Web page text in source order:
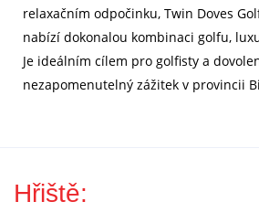
relaxačním odpočinku, Twin Doves
nabízí dokonalou kombinaci golfu,
Je ideálním cílem pro golfisty a
nezapomenutelný zážitek v provincii
Hřiště: